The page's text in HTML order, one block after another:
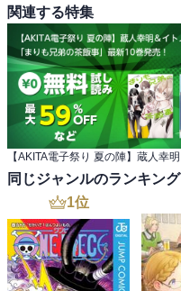
関連する特集
同じジャンルのランキング
1位